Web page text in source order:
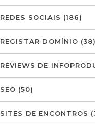
REDES SOCIAIS (186)
REGISTAR DOMÍNIO (38)
REVIEWS DE
SEO (50)
SITES DE ENCONTROS